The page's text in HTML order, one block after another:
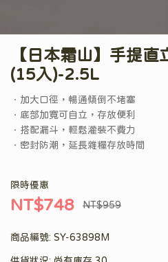
【日本霜山】手提
(15入)-2.5L
．加大口徑，暢通傾倒不堵塞
．底部加寬可自立，存放便利
．搭配漏斗，輕鬆灌裝不費力
．密封防潮，延長雜糧存放時間
限時優惠
NT$748 NT$959
商品編號: SY-63898M